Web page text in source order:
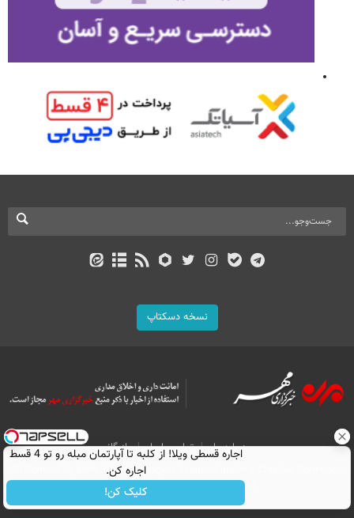
نسخه دسکتاپ
درباره ما تماس با ما
بازرگانی
All Content by Mehr News Agency is licensed under a Creative Commons
Attribution 4.0 International License.
اجاره‌ قسطی ویلا! از کلبه تا آپارتمان مبله رو تو 4 قسط
اجاره کن.
کلیک کن!